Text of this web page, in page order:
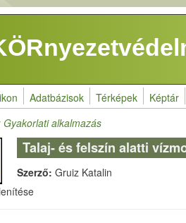
Adatbázisok Térképek Képtár
alkalmazás
Talaj- és felszín alatti
Szerző:Gruiz Katalin